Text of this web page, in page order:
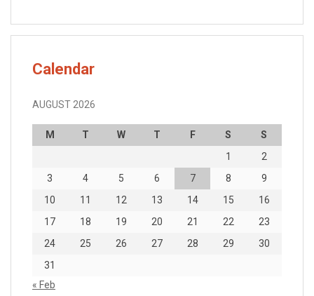
Calendar
AUGUST 2026
M T W T F S
S
1
2
3
4 5 6 7 8
9
10
11 12 13 14 15
16
17
18 19 20 21 22
23
24
25 26 27 28 29
30
31
« Feb